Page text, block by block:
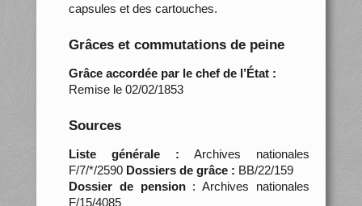
capsules et des cartouches.
Grâces et commutations de peine
Grâce accordée par le chef de l’État :
Remise le 02/02/1853
Sources
Liste générale : Archives nationales
F/7/*/2590 Dossiers de grâce : BB/22/159
Dossier de pension: Archives nationales
F/15/4085